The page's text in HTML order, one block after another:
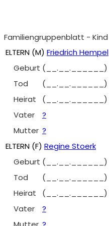
Familiengruppenblatt - Kind
ELTERN (M) Friedrich Hempel
Geburt (__.__.______)
Tod
(__.__.______)
Heirat
(__.__.______)
Vater
?
Mutter ?
ELTERN (F) Regine Stoerk
Geburt (__.__.______)
Tod
(__.__.______)
Heirat
(__.__.______)
Vater
?